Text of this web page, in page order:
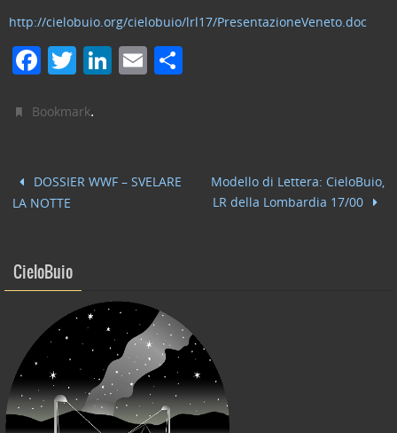
http://cielobuio.org/cielobuio/lrl17/PresentazioneVeneto.doc
F
c
b
o
k
T
itt
Li
dI
E
Bookmark.
DOSSIER WWF – SVELARE
LA NOTTE
Modello di Lettera: CieloBuio,
LR della Lombardia 17/00
CieloBuio